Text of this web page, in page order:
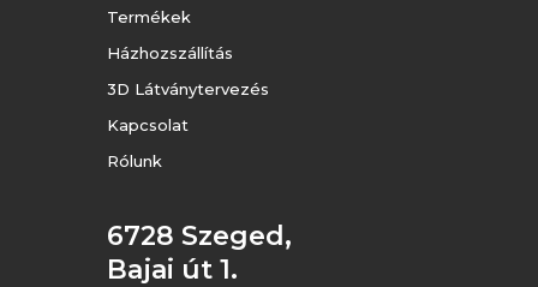
Termékek
Házhozszállítás
3D Látványtervezés
Kapcsolat
Rólunk
6728 Szeged,
Bajai út 1.